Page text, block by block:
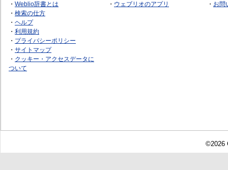
・ Weblio辞書とは
・ 検索の仕方
・ ヘルプ
・ 利用規約
・ プライバシーポリシー
・ サイトマップ
・ クッキー・アクセスデータに
ついて
・ ウェブリオのアプリ
・ お問
©2026